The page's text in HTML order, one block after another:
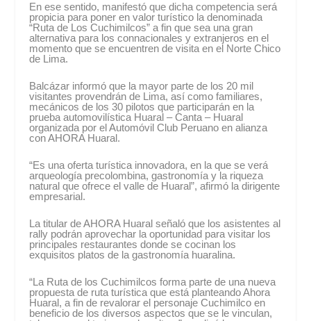
En ese sentido, manifestó que dicha competencia será
propicia para poner en valor turístico la denominada
“Ruta de Los Cuchimilcos” a fin que sea una gran
alternativa para los connacionales y extranjeros en el
momento que se encuentren de visita en el Norte Chico
de Lima.
Balcázar informó que la mayor parte de los 20 mil
visitantes provendrán de Lima, así como familiares,
mecánicos de los 30 pilotos que participarán en la
prueba automovilística Huaral – Canta – Huaral
organizada por el Automóvil Club Peruano en alianza
con AHORA Huaral.
“Es una oferta turística innovadora, en la que se verá
arqueología precolombina, gastronomía y la riqueza
natural que ofrece el valle de Huaral”, afirmó la dirigente
empresarial.
La titular de AHORA Huaral señaló que los asistentes al
rally podrán aprovechar la oportunidad para visitar los
principales restaurantes donde se cocinan los
exquisitos platos de la gastronomía huaralina.
“La Ruta de los Cuchimilcos forma parte de una nueva
propuesta de ruta turística que está planteando Ahora
Huaral, a fin de revalorar el personaje Cuchimilco en
beneficio de los diversos aspectos que se le vinculan,